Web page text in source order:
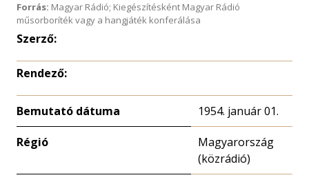
Forrás: Magyar Rádió; Kiegészítésként Magyar Rádió
műsorboríték vagy a hangjáték konferálása
Szerző:
Rendező:
Bemutató dátuma 1954. január 01.
Régió
Magyarország
(közrádió)